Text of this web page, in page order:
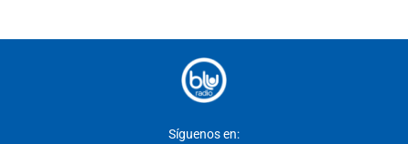
Síguenos en: